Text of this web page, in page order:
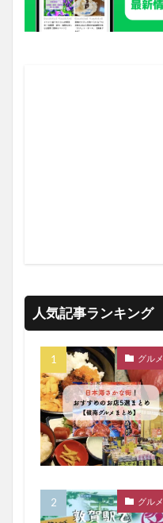
人気記事ランキング
グルメ
グルメ